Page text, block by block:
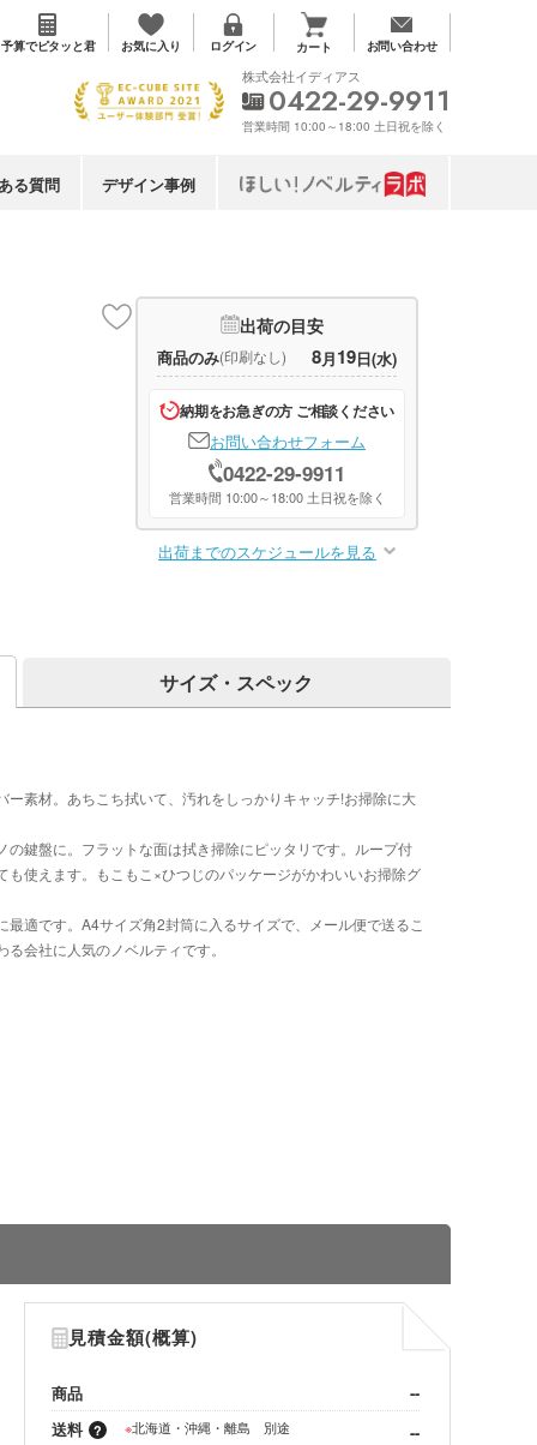
予算でピタッと君 お気に入り ログイン カート お問い合わせ
る質問 デザイン事例
株式会社イディアス
0422-29-9911
営業時間 10:00～18:00 土日祝を除く
出荷の目安
商品のみ(印刷なし) 8月19日(水)
納期をお急ぎの方 ご相談ください
お問い合わせフォーム
0422-29-9911
営業時間 10:00～18:00 土日祝を除く
出荷までのスケジュールを見る
サイズ・スペック
素材。あちこち拭いて、汚れをしっかりキャッチ!お掃除に大
鍵盤に。フラットな面は拭き掃除にピッタリです。ループ付
使えます。もこもこ×ひつじのパッケージがかわいいお掃除グ
適です。A4サイズ角2封筒に入るサイズで、メール便で送るこ
会社に人気のノベルティです。
見積金額(概算)
商品
--
送料
※北海道・沖縄・離島 別途 --